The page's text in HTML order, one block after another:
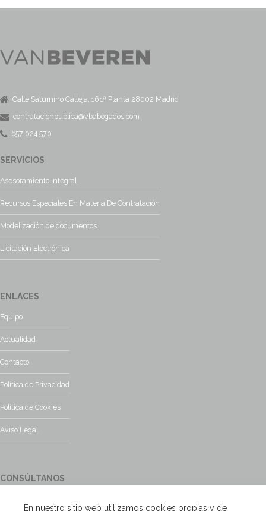
Calle Saturnino Calleja, 16 1ª Planta 28002 Madrid
contratacionpublica@vbabogados.com
657 024 570
SERVICIOS
Asesoramiento Integral
Recursos Especiales En Materia De Contratación
Modelización de documentos
Licitación Electrónica
ENLACES
Equipo
Actualidad
Contacto
Política de Privacidad
Política de Cookies
Aviso Legal
CONSÚLTANOS
En nuestro sitio web utilizamos cookies propias y de